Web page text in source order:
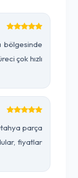
bölgesinde
çok hızlı
parça
fiyatlar